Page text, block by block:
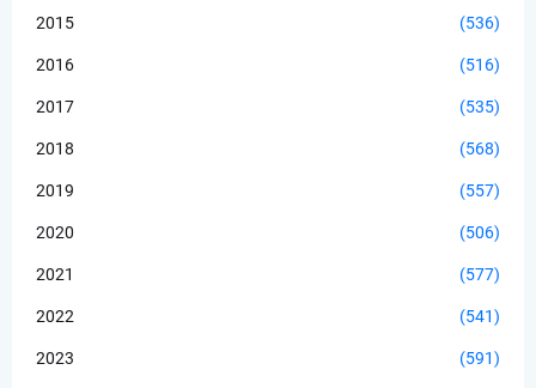
2015 (536)
2016 (516)
2017 (535)
2018 (568)
2019 (557)
2020 (506)
2021 (577)
2022 (541)
2023 (591)